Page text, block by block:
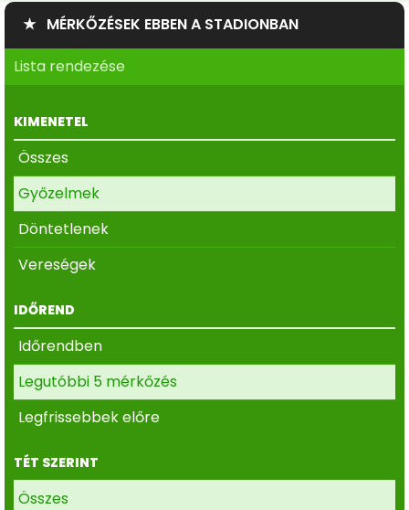
★ MÉRKŐZÉSEK EBBEN A STADIONBAN
Lista rendezése
KIMENETEL
Összes
Győzelmek
Döntetlenek
Vereségek
IDŐREND
Időrendben
Legutóbbi 5 mérkőzés
Legfrissebbek előre
TÉT SZERINT
Összes